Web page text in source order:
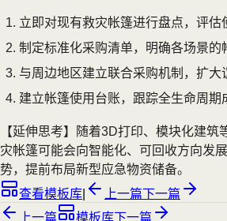
立即对现有救灾帐篷进行盘点，评估
制定标准化采购清单，明确各场景的
与周边地区建立联合采购机制，扩大
建立帐篷使用台账，跟踪全生命周期
【延伸思考】随着3D打印、模块化建筑
灾帐篷可能会向智能化、可回收方向发
势，提前布局新型应急物资储备。
查看模板库
上一篇下一篇
上一篇
模板库下一篇